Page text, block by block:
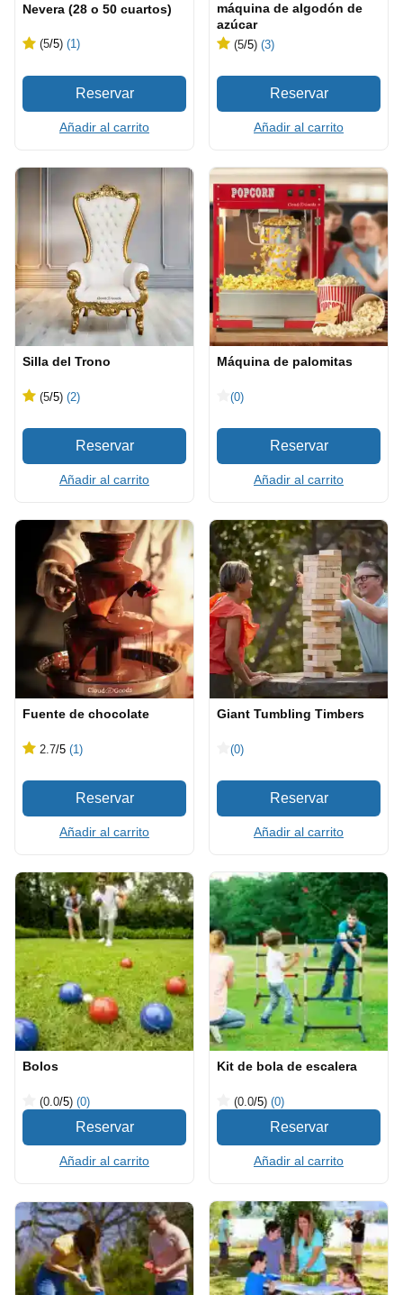
Nevera (28 o 50 cuartos)
(5/5) (1)
Añadir al carrito
máquina de algodón de
azúcar
(5/5) (3)
Añadir al carrito
Silla del Trono
(5/5) (2)
Añadir al carrito
Máquina de palomitas
(0)
Añadir al carrito
Fuente de chocolate
2.7/5 (1)
Añadir al carrito
Giant Tumbling Timbers
(0)
Añadir al carrito
Bolos
(0.0/5) (0)
Añadir al carrito
Kit de bola de escalera
(0.0/5) (0)
Añadir al carrito